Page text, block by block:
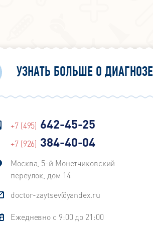
УЗНАТЬ БОЛЬШЕ О ДИАГНОЗЕ
+7 (495) 642-45-25
+7 (926) 384-40-04
Москва, 5-й Монетчиковский
переулок, дом 14
doctor-zaytsev@yandex.ru
Ежедневно с 9:00 до 21:00